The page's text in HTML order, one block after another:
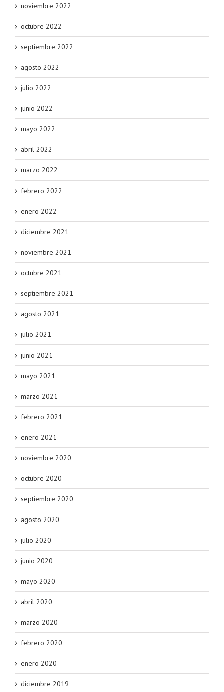
noviembre 2022
octubre 2022
septiembre 2022
agosto 2022
julio 2022
junio 2022
mayo 2022
abril 2022
marzo 2022
febrero 2022
enero 2022
diciembre 2021
noviembre 2021
octubre 2021
septiembre 2021
agosto 2021
julio 2021
junio 2021
mayo 2021
marzo 2021
febrero 2021
enero 2021
noviembre 2020
octubre 2020
septiembre 2020
agosto 2020
julio 2020
junio 2020
mayo 2020
abril 2020
marzo 2020
febrero 2020
enero 2020
diciembre 2019